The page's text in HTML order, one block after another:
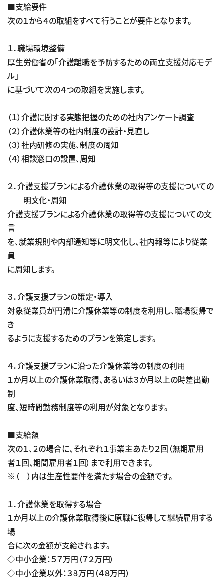
■支給要件
次の１から４の取組をすべて行うことが要件となります。
１．職場環境整備
厚生労働省の「介護離職を予防するための両立支援対応モデ
ル」
に基づいて次の４つの取組を実施します。
（１）介護に関する実態把握のための社内アンケート調査
（２）介護休業等の社内制度の設計・見直し
（３）社内研修の実施、制度の周知
（４）相談窓口の設置、周知
２．介護支援プランによる介護休業の取得等の支援についての
明文化・周知
介護支援プランによる介護休業の取得等の支援についての文
言
を、就業規則や内部通知等に明文化し、社内報等により従業
員
に周知します。
３．介護支援プランの策定・導入
対象従業員が円滑に介護休業等の制度を利用し、職場復帰で
き
るように支援するためのプランを策定します。
４．介護支援プランに沿った介護休業等の制度の利用
１か月以上の介護休業取得、あるいは３か月以上の時差出勤
制
度、短時間勤務制度等の利用が対象となります。
■支給額
次の１、２の場合に、それぞれ１事業主あたり２回（無期雇用
者１回、期間雇用者１回）まで利用できます。
※（ ）内は生産性要件を満たす場合の金額です。
１．介護休業を取得する場合
１か月以上の介護休業取得後に原職に復帰して継続雇用する
場
合に次の金額が支給されます。
◇中小企業：５７万円（７２万円）
◇中小企業以外：３８万円（４８万円）